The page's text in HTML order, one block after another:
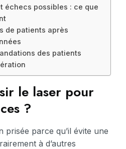
échecs possibles : ce que
de patients après
des patients
le laser pour
?
prisée parce qu’il évite une
à d’autres